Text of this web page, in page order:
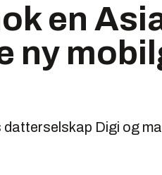
en
ny
Digi og